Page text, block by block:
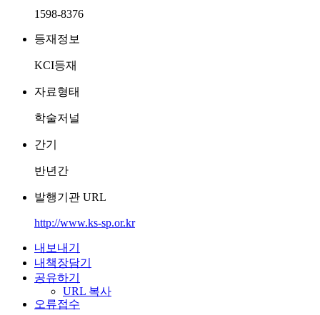
1598-8376
등재정보
KCI등재
자료형태
학술저널
간기
반년간
발행기관 URL
http://www.ks-sp.or.kr
내보내기
내책장담기
공유하기
URL 복사
오류접수